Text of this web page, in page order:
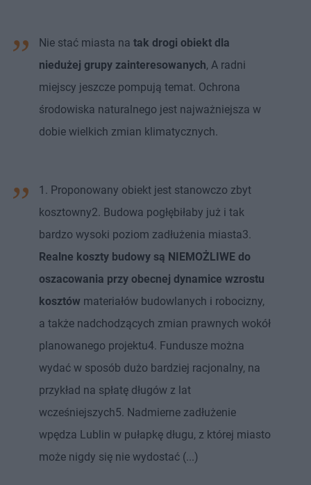
Nie stać miasta na tak drogi obiekt dla
niedużej grupy zainteresowanych, A radni
miejscy jeszcze pompują temat. Ochrona
środowiska naturalnego jest najważniejsza w
dobie wielkich zmian klimatycznych.
1. Proponowany obiekt jest stanowczo zbyt
kosztowny2. Budowa pogłębiłaby już i tak
bardzo wysoki poziom zadłużenia miasta3.
Realne koszty budowy są NIEMOŻLIWE do
oszacowania przy obecnej dynamice wzrostu
kosztów materiałów budowlanych i robocizny,
a także nadchodzących zmian prawnych wokół
planowanego projektu4. Fundusze można
wydać w sposób dużo bardziej racjonalny, na
przykład na spłatę długów z lat
wcześniejszych5. Nadmierne zadłużenie
wpędza Lublin w pułapkę długu, z której miasto
może nigdy się nie wydostać (...)